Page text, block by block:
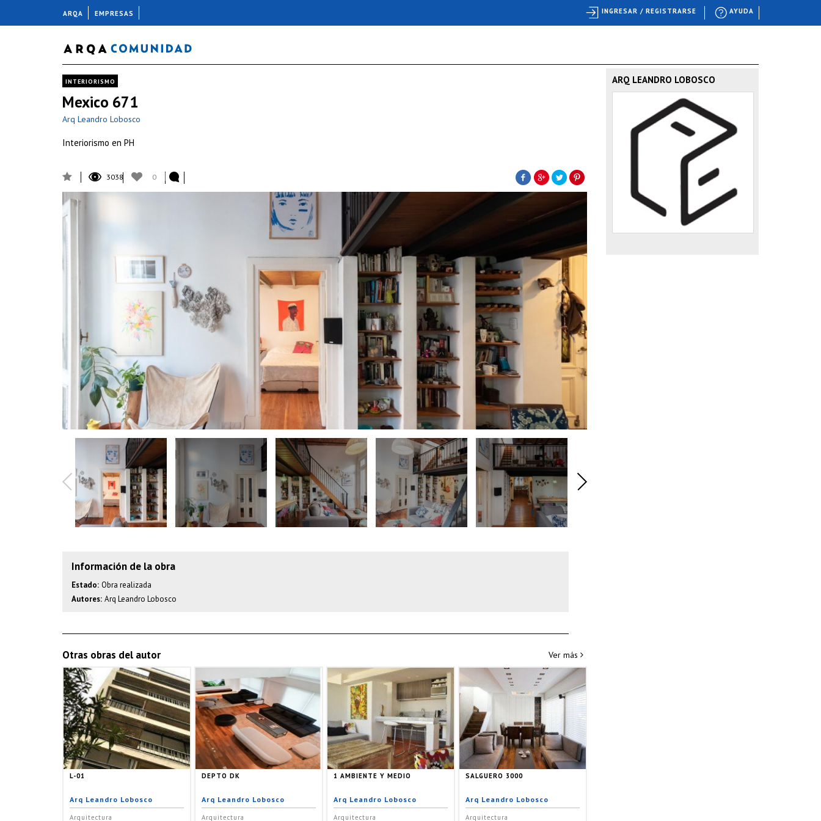
INTERIORISMO
Mexico 671
Arq Leandro Lobosco
Interiorismo en PH
3038 0
Información de la obra
Estado: Obra realizada
Autores: Arq Leandro Lobosco
Otras obras del autor Ver más
L-01
Arq Leandro Lobosco
Arquitectura
DEPTO DK
Arq Leandro Lobosco
Arquitectura
1 AMBIENTE Y MEDIO
Arq Leandro Lobosco
Arquitectura
SALGUERO 3000
Arq Leandro Lobosco
Arquitectura
ARQ LEANDRO LOBOSCO
ARQA EMPRESAS AYUDA
INGRESAR / REGISTRARSE